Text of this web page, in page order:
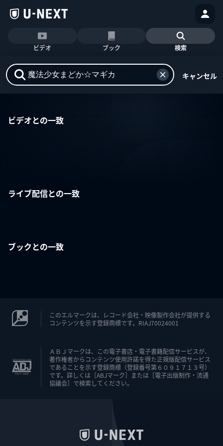
ビデオ ブック 検索
キャンセル
ビデオとの一致
ライブ配信との一致
ブックとの一致
このエルマークは、レコード会社・映像製作会社が提供する
コンテンツを示す登録商標です。RIAJ70024001
ＡＢＪマークは、この電子書店・電子書籍配信サービスが、
著作権者からコンテンツ使用許諾を得た正規版配信サービス
であることを示す登録商標（登録番号第６０９１７１３号）
です。詳しくは［ABJマーク］または［電子出版制作・流通
協議会］で検索してください。